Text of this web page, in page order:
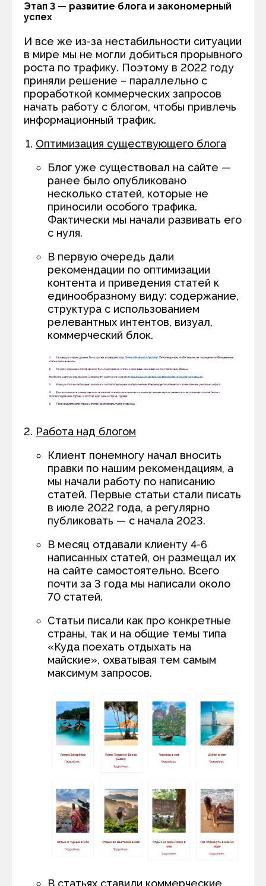
Этап 3 — развитие блога и закономерный
успех
И все же из-за нестабильности ситуации
в мире мы не могли добиться прорывного
роста по трафику. Поэтому в 2022 году
приняли решение – параллельно с
проработкой коммерческих запросов
начать работу с блогом, чтобы привлечь
информационный трафик.
Оптимизация существующего блога
Блог уже существовал на сайте —
ранее было опубликовано
несколько статей, которые не
приносили особого трафика.
Фактически мы начали развивать его
с нуля.
В первую очередь дали
рекомендации по оптимизации
контента и приведения статей к
единообразному виду: содержание,
структура с использованием
релевантных интентов, визуал,
коммерческий блок.
Работа над блогом
Клиент понемногу начал вносить
правки по нашим рекомендациям, а
мы начали работу по написанию
статей. Первые статьи стали писать
в июле 2022 года, а регулярно
публиковать — с начала 2023.
В месяц отдавали клиенту 4-6
написанных статей, он размещал их
на сайте самостоятельно. Всего
почти за 3 года мы написали около
70 статей.
Статьи писали как про конкретные
страны, так и на общие темы типа
«Куда поехать отдыхать на
майские», охватывая тем самым
максимум запросов.
В статьях ставили коммерческие